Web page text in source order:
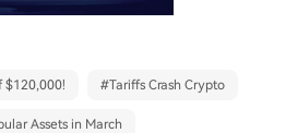
$120,000! #Tariffs Crash Crypto
Assets in March